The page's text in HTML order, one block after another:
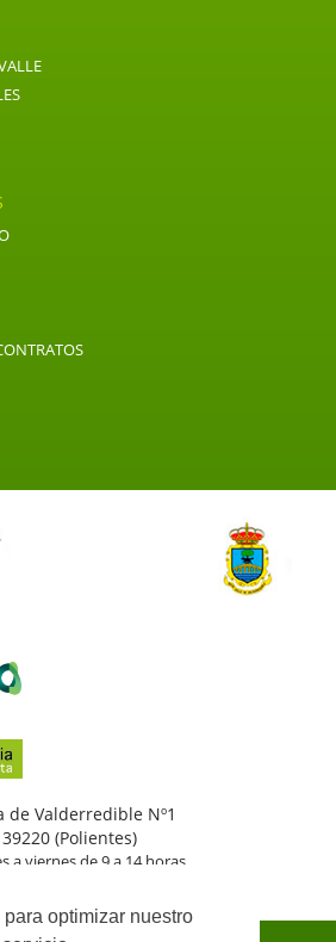
optimizar nuestro
de Valderredible Nº1
39220 (Polientes)
a viernes de 9 a 14 horas.